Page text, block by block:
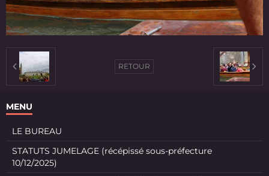
RETOUR
MENU
LE BUREAU
STATUTS JUMELAGE (récépissé sous-préfecture
10/12/2025)